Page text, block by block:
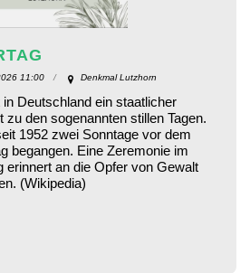
11:00 Denkmal Lutzhorn
Deutschland ein staatlicher
zu den sogenannten stillen Tagen.
1952 zwei Sonntage vor dem
begangen. Eine Zeremonie im
erinnert an die Opfer von Gewalt
(Wikipedia)